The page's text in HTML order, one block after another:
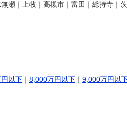
瀬｜上牧｜高槻市｜富田｜総持寺｜
以下 ｜ 8,000万円以下 ｜ 9,000万円以